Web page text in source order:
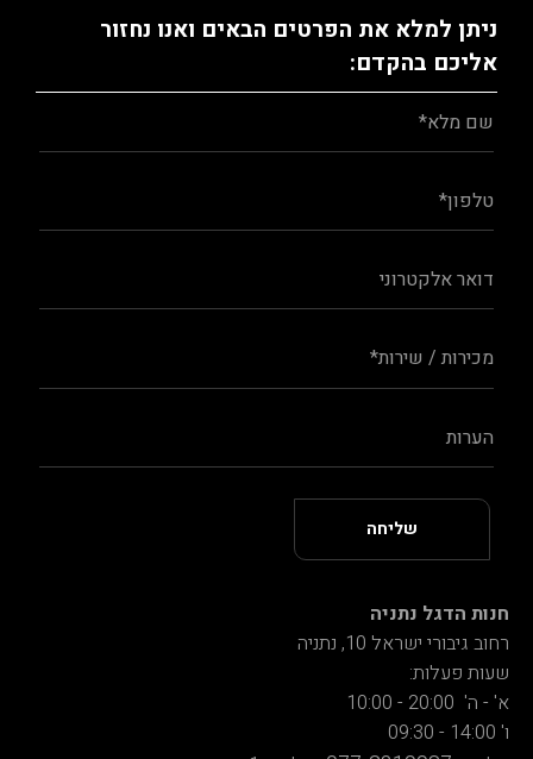
ניתן למלא את הפרטים הבאים ואנו נחזור
אליכם בהקדם:
חנות הדגל נתניה
רחוב גיבורי ישראל 10, נתניה
שעות פעלות:
א' - ה' 20:00 - 10:00
ו' 14:00 - 09:30